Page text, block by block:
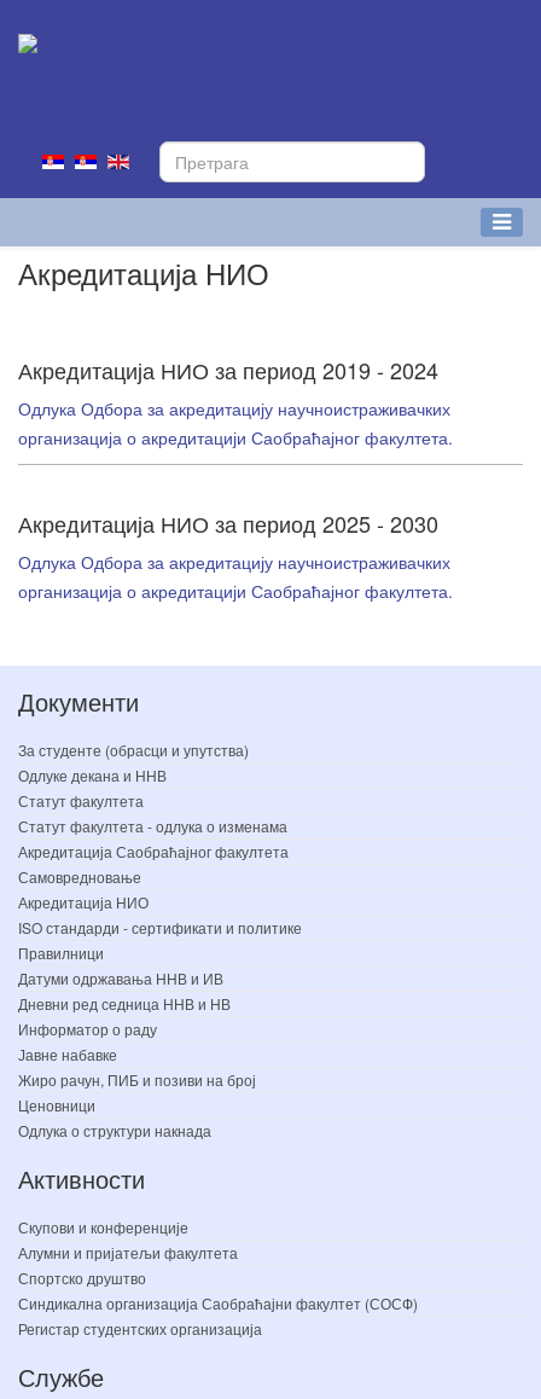
Акредитација НИО
Акредитација НИО за период 2019 - 2024
Одлука Одбора за акредитацију научноистраживачких
организација о акредитацији Саобраћајног факултета.
Акредитација НИО за период 2025 - 2030
Одлука Одбора за акредитацију научноистраживачких
организација о акредитацији Саобраћајног факултета.
Документи
За студенте (обрасци и упутства)
Одлуке декана и ННВ
Статут факултета
Статут факултета - одлука о изменама
Акредитација Саобраћајног факултета
Самовредновање
Акредитација НИО
ISO стандарди - сертификати и политике
Правилници
Датуми одржавања ННВ и ИВ
Дневни ред седница ННВ и НВ
Информатор о раду
Јавне набавке
Жиро рачун, ПИБ и позиви на број
Ценовници
Одлука о структури накнада
Активности
Скупови и конференције
Алумни и пријатељи факултета
Спортско друштво
Синдикална организација Саобраћајни факултет (СОСФ)
Регистар студентских организација
Службе